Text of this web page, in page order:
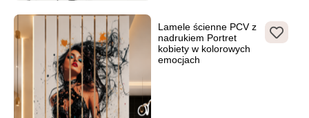
Lamele ścienne PCV z
nadrukiem Portret
kobiety w kolorowych
emocjach